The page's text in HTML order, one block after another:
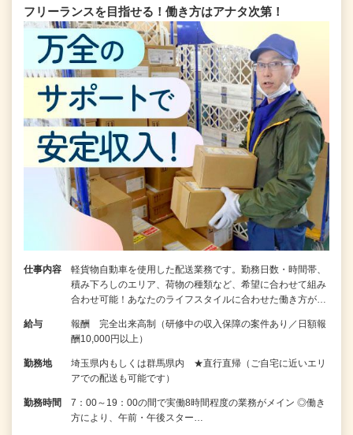
フリーランスを目指せる！働き方はアナタ次第！
仕事内容
軽貨物自動車を使用した配送業務です。勤務日数・時間帯、
積み下ろしのエリア、荷物の種類など、希望に合わせて組み
合わせ可能！あなたのライフスタイルに合わせた働き方が…
給与
報酬 完全出来高制（研修中の収入保障の案件あり／日額報
酬10,000円以上）
勤務地
埼玉県内もしくは群馬県内 ★直行直帰（ご自宅に近いエリ
アでの配送も可能です）
勤務時間
7：00～19：00の間で実働8時間程度の業務がメイン ◎働き
方により、午前・午後スター…